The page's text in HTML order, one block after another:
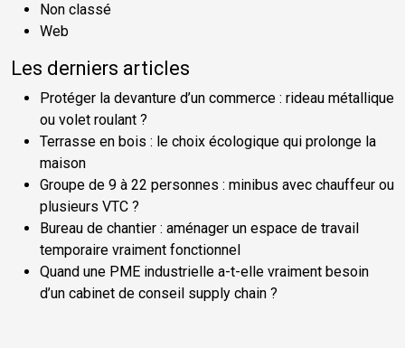
Non classé
Web
Les derniers articles
Protéger la devanture d’un commerce : rideau métallique
ou volet roulant ?
Terrasse en bois : le choix écologique qui prolonge la
maison
Groupe de 9 à 22 personnes : minibus avec chauffeur ou
plusieurs VTC ?
Bureau de chantier : aménager un espace de travail
temporaire vraiment fonctionnel
Quand une PME industrielle a-t-elle vraiment besoin
d’un cabinet de conseil supply chain ?